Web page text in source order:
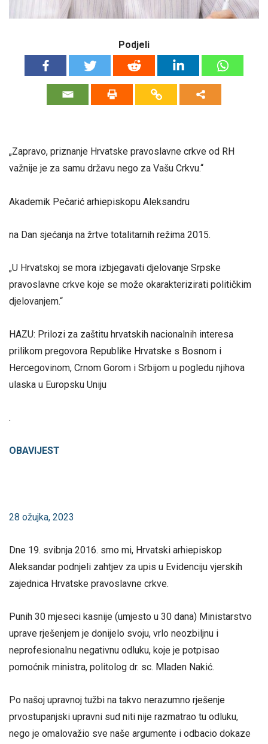
Podjeli
„Zapravo, priznanje Hrvatske pravoslavne crkve od RH
važnije je za samu državu nego za Vašu Crkvu.“
Akademik Pečarić arhiepiskopu Aleksandru
na Dan sjećanja na žrtve totalitarnih režima 2015.
„U Hrvatskoj se mora izbjegavati djelovanje Srpske
pravoslavne crkve koje se može okarakterizirati političkim
djelovanjem.“
HAZU: Prilozi za zaštitu hrvatskih nacionalnih interesa
prilikom pregovora Republike Hrvatske s Bosnom i
Hercegovinom, Crnom Gorom i Srbijom u pogledu njihova
ulaska u Europsku Uniju
.
OBAVIJEST
28 ožujka, 2023
Dne 19. svibnja 2016. smo mi, Hrvatski arhiepiskop
Aleksandar podnjeli zahtjev za upis u Evidenciju vjerskih
zajednica Hrvatske pravoslavne crkve.
Punih 30 mjeseci kasnije (umjesto u 30 dana) Ministarstvo
uprave rješenjem je donijelo svoju, vrlo neozbiljnu i
neprofesionalnu negativnu odluku, koje je potpisao
pomoćnik ministra, politolog dr. sc. Mladen Nakić.
Po našoj upravnoj tužbi na takvo nerazumno rješenje
prvostupanjski upravni sud niti nije razmatrao tu odluku,
nego je omalovažio sve naše argumente i odbacio dokaze